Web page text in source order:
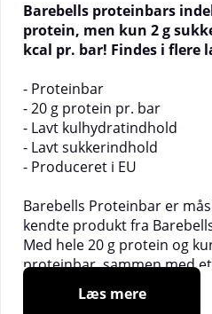
Barebells proteinbars
protein, men kun 2 g
kcal pr. bar! Findes i
- Proteinbar
- 20 g protein pr. bar
- Lavt kulhydratindhold
- Lavt sukkerindhold
- Produceret i EU
Barebells Proteinbar er
kendte produkt fra
Med hele 20 g protein og
proteinbar, sammen med
kcal) og utroligt lækre
proteinbar i top for mange!
Læs mere